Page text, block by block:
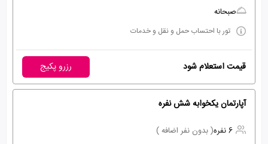
صبحانه
تور با احتساب حمل و نقل و خدمات
قیمت استعلام شود رزرو پکیج
آپارتمان یکخوابه شش نفره
6 نفره
( بدون نفر اضافه )